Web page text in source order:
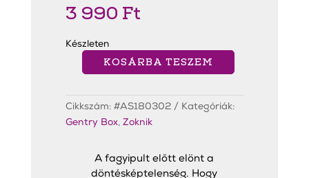
3 990 Ft
Készleten
Melt
Zokni
Türkiz
mennyiség
KOSÁRBA TESZEM
Cikkszám: #AS180302
Kategóriák:
Gentry Box, Zoknik
A fagyipult előtt elönt a
döntésképtelenség. Hogy